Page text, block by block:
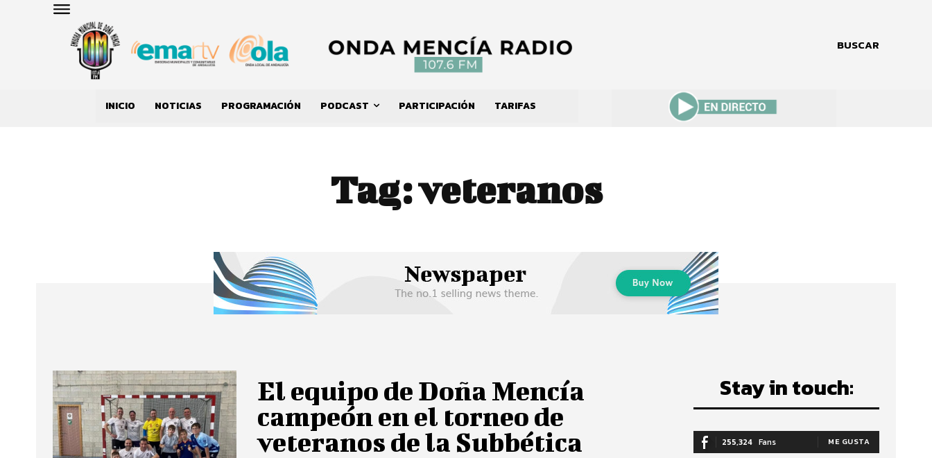
BUSCAR
INICIO NOTICIAS PROGRAMACIÓN PODCAST PARTICIPACIÓN TARIFAS
Tag:veteranos
El equipo de Doña Mencía
campeón en el torneo de
veteranos de la Subbética
Stay in touch:
255,324 Fans ME GUSTA